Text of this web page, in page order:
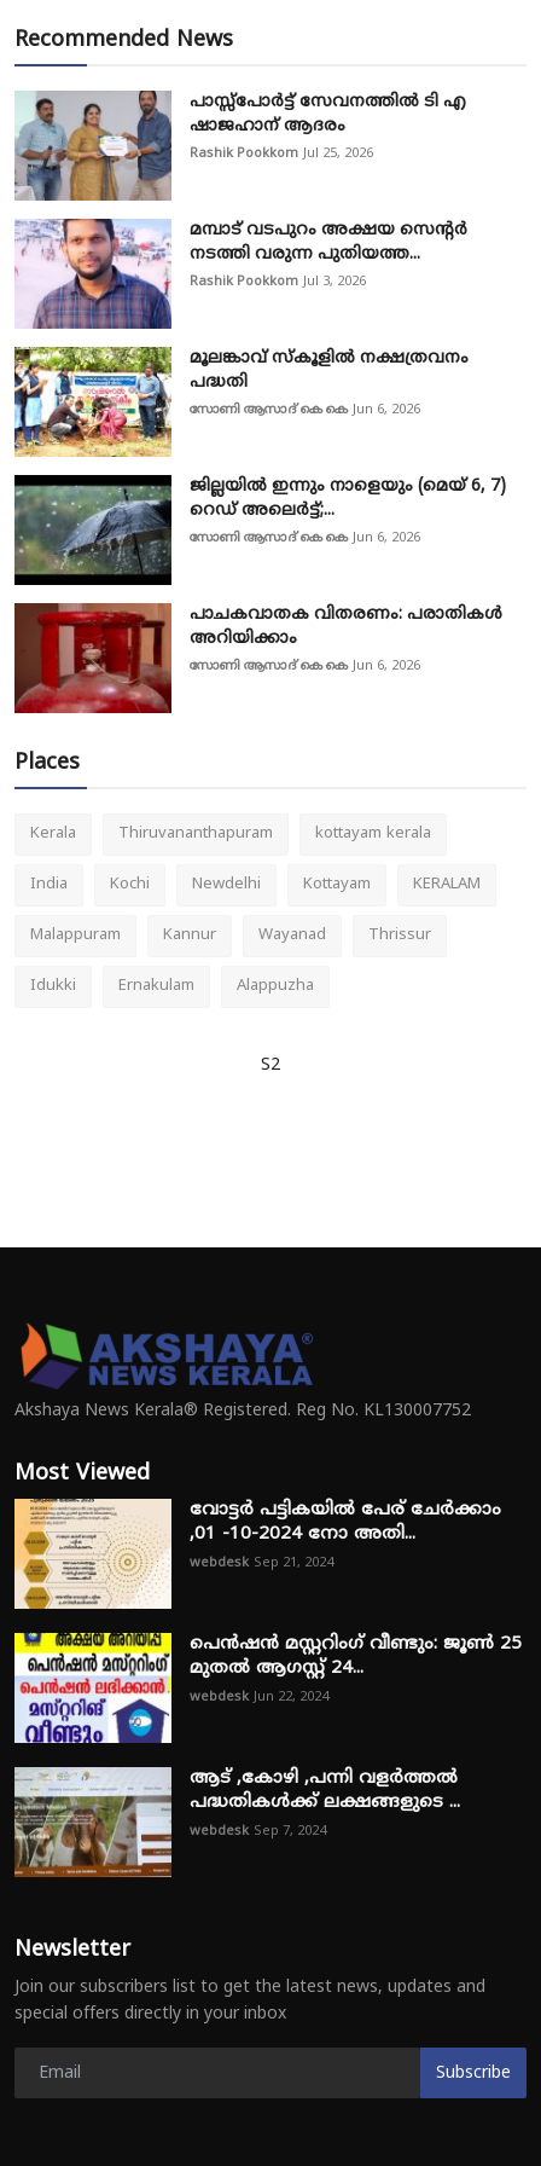
Recommended News
പാസ്സ്‌പോർട്ട് സേവനത്തിൽ ടി എ
ഷാജഹാന് ആദരം
Rashik Pookkom Jul 25, 2026
മമ്പാട് വടപുറം അക്ഷയ സെന്റർ
നടത്തി വരുന്ന പുതിയത്ത...
Rashik Pookkom Jul 3, 2026
മൂലങ്കാവ് സ്കൂളിൽ നക്ഷത്രവനം
പദ്ധതി
സോണി ആസാദ് കെ കെ Jun 6, 2026
ജില്ലയിൽ ഇന്നും നാളെയും (മെയ് 6, 7)
റെഡ് അലെർട്ട്;...
സോണി ആസാദ് കെ കെ Jun 6, 2026
പാചകവാതക വിതരണം: പരാതികൾ
അറിയിക്കാം
സോണി ആസാദ് കെ കെ Jun 6, 2026
Places
Kerala Thiruvananthapuram kottayam kerala
India Kochi Newdelhi Kottayam KERALAM
Malappuram Kannur Wayanad Thrissur
Idukki Ernakulam Alappuzha
S2
Akshaya News Kerala® Registered. Reg No. KL130007752
Most Viewed
വോട്ടർ പട്ടികയിൽ പേര് ചേർക്കാം
,01 -10-2024 നോ അതി...
webdesk Sep 21, 2024
പെൻഷൻ മസ്റ്ററിംഗ് വീണ്ടും: ജൂൺ 25
മുതൽ ആഗസ്റ്റ് 24...
webdesk Jun 22, 2024
ആട് ,കോഴി ,പന്നി വളർത്തൽ
പദ്ധതികൾക്ക് ലക്ഷങ്ങളുടെ ...
webdesk Sep 7, 2024
Newsletter
Join our subscribers list to get the latest news, updates and
special offers directly in your inbox
Subscribe